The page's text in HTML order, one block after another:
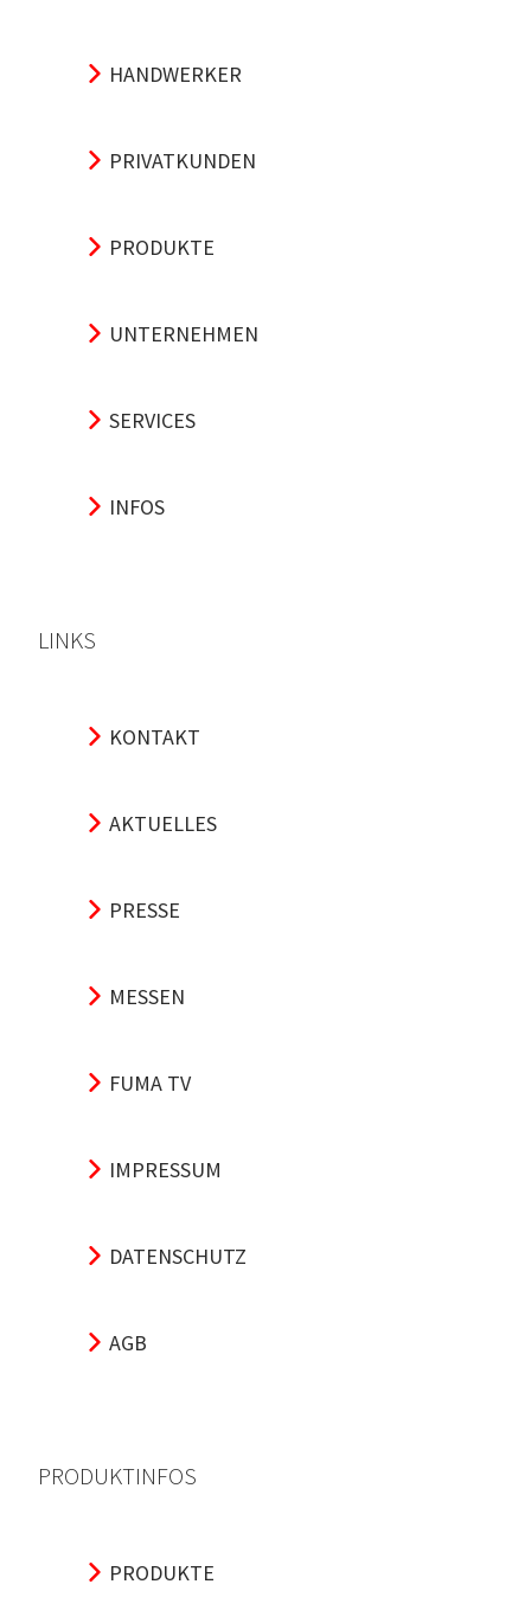
HANDWERKER
PRIVATKUNDEN
PRODUKTE
UNTERNEHMEN
SERVICES
INFOS
LINKS
KONTAKT
AKTUELLES
PRESSE
MESSEN
FUMA TV
IMPRESSUM
DATENSCHUTZ
AGB
PRODUKTINFOS
PRODUKTE